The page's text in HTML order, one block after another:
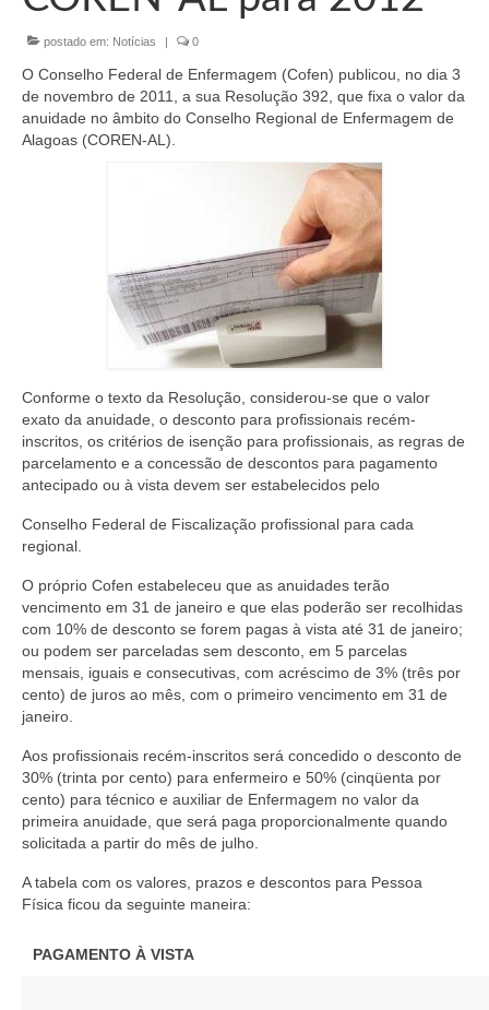
Conselheiros e Diretoria
Câmaras Técnicas
Carta de Serviços ao Cidadão
Transparência e Prestação de Contas
Eleições
Eleições Triênio 2027-2029
Eleições 2023
Eleições Anteriores
Agenda do presidente
Editais e licitação
Eleições
Fiscalização
Responsabilidade Técnica
Legislações
Portarias
Resoluções
Desagravo Público
Processos Éticos
postado em: Notícias | 0
O Conselho Federal de Enfermagem (Cofen) publicou, no dia 3
de novembro de 2011, a sua Resolução 392, que fixa o valor da
anuidade no âmbito do Conselho Regional de Enfermagem de
Alagoas (COREN-AL).
Conforme o texto da Resolução, considerou-se que o valor
exato da anuidade, o desconto para profissionais recém-
inscritos, os critérios de isenção para profissionais, as regras de
parcelamento e a concessão de descontos para pagamento
antecipado ou à vista devem ser estabelecidos pelo
Conselho Federal de Fiscalização profissional para cada
regional.
O próprio Cofen estabeleceu que as anuidades terão
vencimento em 31 de janeiro e que elas poderão ser recolhidas
com 10% de desconto se forem pagas à vista até 31 de janeiro;
ou podem ser parceladas sem desconto, em 5 parcelas
mensais, iguais e consecutivas, com acréscimo de 3% (três por
cento) de juros ao mês, com o primeiro vencimento em 31 de
janeiro.
Aos profissionais recém-inscritos será concedido o desconto de
30% (trinta por cento) para enfermeiro e 50% (cinqüenta por
cento) para técnico e auxiliar de Enfermagem no valor da
primeira anuidade, que será paga proporcionalmente quando
solicitada a partir do mês de julho.
A tabela com os valores, prazos e descontos para Pessoa
Física ficou da seguinte maneira:
PAGAMENTO À VISTA